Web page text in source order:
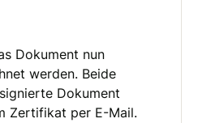
Dokument nun
werden. Beide
Dokument
Zertifikat per E-Mail.